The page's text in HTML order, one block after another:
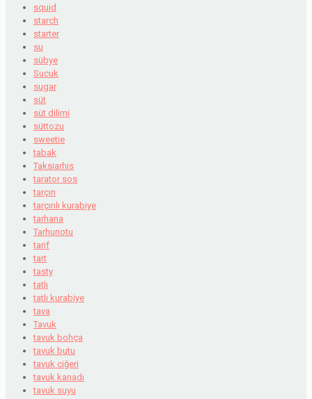
squid
starch
starter
su
sübye
Sucuk
sugar
süt
süt dilimi
süttozu
sweetie
tabak
Taksiarhis
tarator sos
tarçın
tarçınlı kurabiye
tarhana
Tarhunotu
tarif
tart
tasty
tatlı
tatlı kurabiye
tava
Tavuk
tavuk bohça
tavuk butu
tavuk ciğeri
tavuk kanadı
tavuk suyu